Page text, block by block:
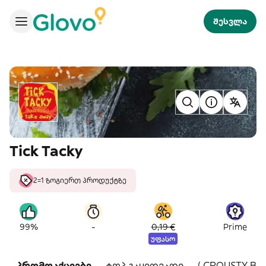
შესვლა
Tick Tacky
2=1 ზოგიერთ პროდუქტზე
99% - 0,19 €
უფასო
Prime